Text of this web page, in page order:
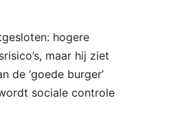
hogere
maar hij ziet
de ‘goede burger’
sociale controle